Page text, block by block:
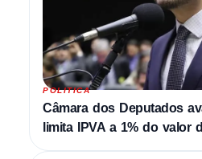
POLITICA
Câmara dos Deputados
limita IPVA a 1% do valor